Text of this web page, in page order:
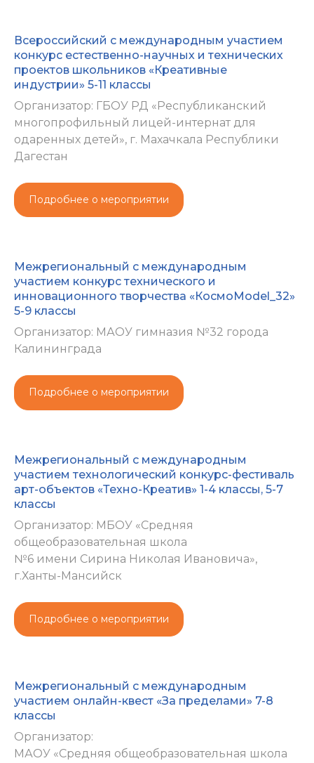
Всероссийский с международным участием
конкурс естественно-научных и технических
проектов школьников «Креативные
индустрии» 5-11 классы
Организатор: ГБОУ РД «Республиканский
многопрофильный лицей-интернат для
одаренных детей», г. Махачкала Республики
Дагестан
Подробнее о мероприятии
Межрегиональный с международным
участием конкурс технического и
инновационного творчества «КосмоModel_32»
5-9 классы
Организатор: МАОУ гимназия №32 города
Калининграда
Подробнее о мероприятии
Межрегиональный с международным
участием технологический конкурс-фестиваль
арт-объектов «Техно-Креатив» 1-4 классы, 5-7
классы
Организатор: МБОУ «Средняя
общеобразовательная школа
№6 имени Сирина Николая Ивановича»,
г.Ханты-Мансийск
Подробнее о мероприятии
Межрегиональный с международным
участием онлайн-квест «За пределами» 7-8
классы
Организатор:
МАОУ «Средняя общеобразовательная школа